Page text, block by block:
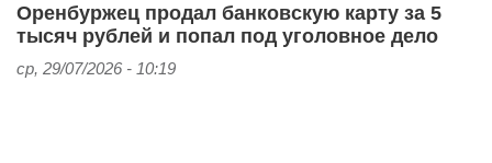
Оренбуржец продал банковскую карту за 5
тысяч рублей и попал под уголовное дело
ср, 29/07/2026 - 10:19